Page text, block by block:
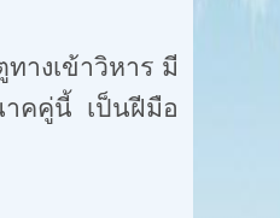
เข้าวิหาร มี
าคคู่นี้ เป็นฝีมือ